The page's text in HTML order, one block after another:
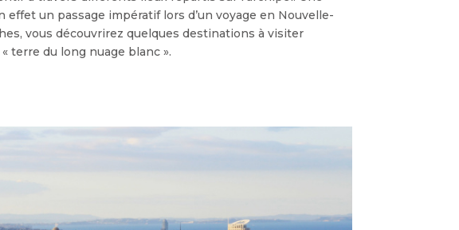
un passage impératif lors d’un voyage en Nouvelle-
vous découvrirez quelques destinations à visiter
terre du long nuage blanc ».